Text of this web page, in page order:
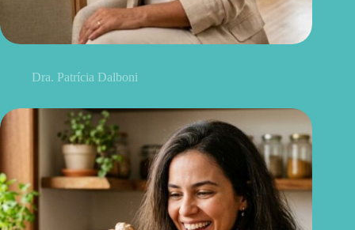
Dra. Patrícia Dalboni